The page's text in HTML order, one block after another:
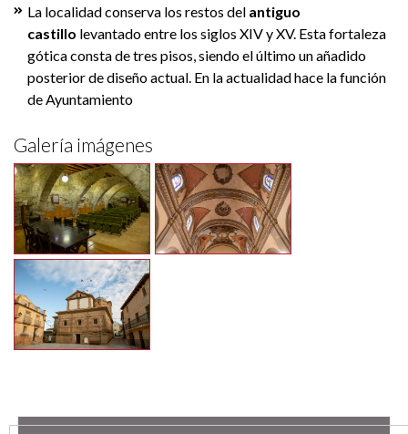
La localidad conserva los restos del antiguo
castillo levantado entre los siglos XIV y XV. Esta fortaleza
gótica consta de tres pisos, siendo el último un añadido
posterior de diseño actual. En la actualidad hace la función
de Ayuntamiento
Galería imágenes